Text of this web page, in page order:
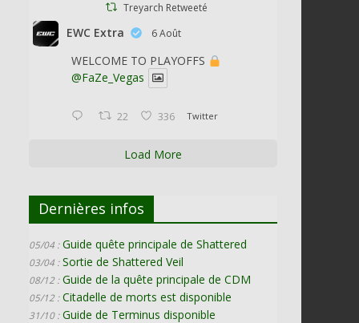
Treyarch Retweeté
EWC Extra 6 Août
WELCOME TO PLAYOFFS
@FaZe_Vegas
22 336 Twitter
Load More
Dernières infos
05/04 : Guide quête principale de Shattered
03/04 : Sortie de Shattered Veil
08/12 : Guide de la quête principale de CDM
05/12 : Citadelle de morts est disponible
31/10 : Guide de Terminus disponible